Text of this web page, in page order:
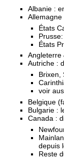
Albanie :
États
États
Angleterre
Autriche :
Brixen,
voir
Belgique
Bulgarie :
Canada :
depuis
Reste